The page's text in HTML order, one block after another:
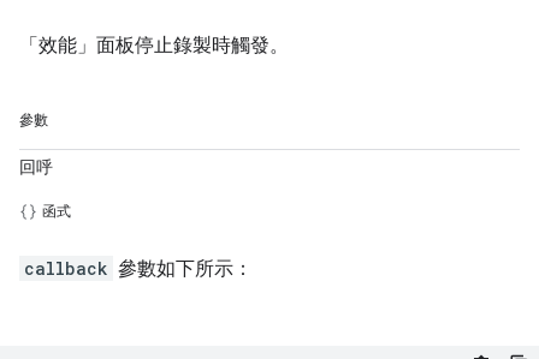
「效能」面板停止錄製時觸發。
參數
回呼
函式
callback 參數如下所示：